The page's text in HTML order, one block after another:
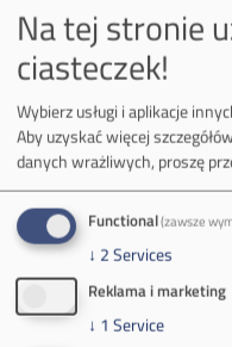
32-
mail:
tel.:
Na tej stronie
ciasteczek!
Wybierz usługi i aplikacje
Aby uzyskać więcej
danych wrażliwych, proszę
Functional(zawsze
↓ 2Services
Reklama i marketing
↓ 1 Service